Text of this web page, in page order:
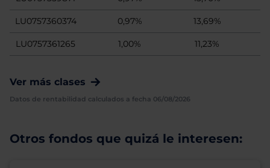
LU0757360374 0,97% 13,69%
LU0757361265 1,00% 11,23%
Ver más clases
Datos de rentabilidad calculados a fecha 06/08/2026
Otros fondos que quizá le interesen: